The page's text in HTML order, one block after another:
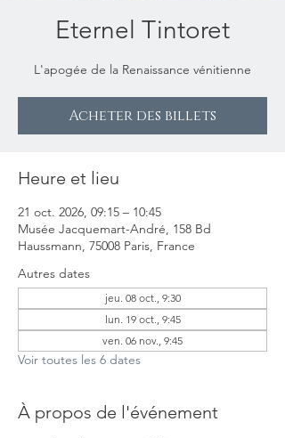
Eternel Tintoret
L'apogée de la Renaissance vénitienne
Acheter des billets
Heure et lieu
21 oct. 2026, 09:15 – 10:45
Musée Jacquemart-André, 158 Bd
Haussmann, 75008 Paris, France
Autres dates
jeu. 08 oct., 9:30
lun. 19 oct., 9:45
ven. 06 nov., 9:45
Voir toutes les 6 dates
À propos de l'événement